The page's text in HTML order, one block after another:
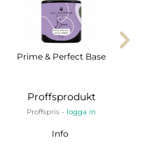
Prime & Perfect Base
Proffsprodukt
Proffspris - logga in
Info